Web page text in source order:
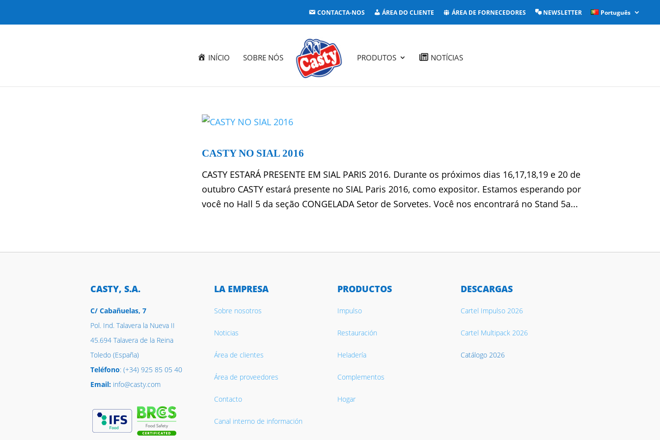
CONTACTA-NOS ÁREA DO CLIENTE ÁREA DE FORNECEDORES NEWSLETTER Português
INÍCIO SOBRE NÓS PRODUTOS NOTÍCIAS
CASTY NO SIAL 2016
CASTY ESTARÁ PRESENTE EM SIAL PARIS 2016. Durante os próximos dias 16,17,18,19 e 20 de
outubro CASTY estará presente no SIAL Paris 2016, como expositor. Estamos esperando por
você no Hall 5 da seção CONGELADA Setor de Sorvetes. Você nos encontrará no Stand 5a...
CASTY, S.A.
C/ Cabañuelas, 7
Pol. Ind. Talavera la Nueva II
45.694 Talavera de la Reina
Toledo (España)
Teléfono: (+34) 925 85 05 40
Email: info@casty.com
LA EMPRESA
Sobre nosotros
Noticias
Área de clientes
Área de proveedores
Contacto
Canal interno de información
PRODUCTOS
Impulso
Restauración
Heladería
Complementos
Hogar
DESCARGAS
Cartel Impulso 2026
Cartel Multipack 2026
Catálogo 2026